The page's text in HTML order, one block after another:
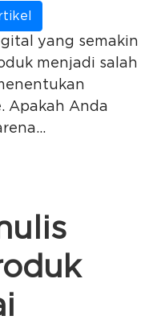
yang semakin
menjadi salah
Apakah Anda